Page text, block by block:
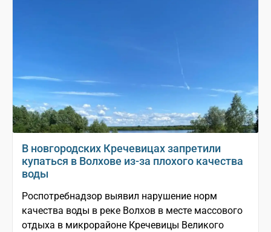
В новгородских Кречевицах запретили
купаться в Волхове из-за плохого качества
воды
Роспотребнадзор выявил нарушение норм
качества воды в реке Волхов в месте массового
отдыха в микрорайоне Кречевицы Великого